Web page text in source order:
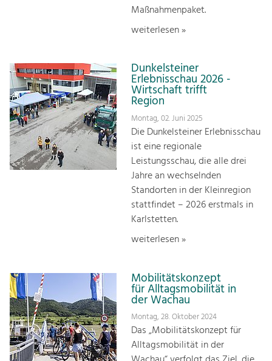
Maßnahmenpaket.
weiterlesen »
Dunkelsteiner
Erlebnisschau 2026 -
Wirtschaft trifft
Region
Montag, 02. Juni 2025
Die Dunkelsteiner Erlebnisschau
ist eine regionale
Leistungsschau, die alle drei
Jahre an wechselnden
Standorten in der Kleinregion
stattfindet – 2026 erstmals in
Karlstetten.
weiterlesen »
Mobilitätskonzept
für Alltagsmobilität in
der Wachau
Montag, 28. Oktober 2024
Das „Mobilitätskonzept für
Alltagsmobilität in der